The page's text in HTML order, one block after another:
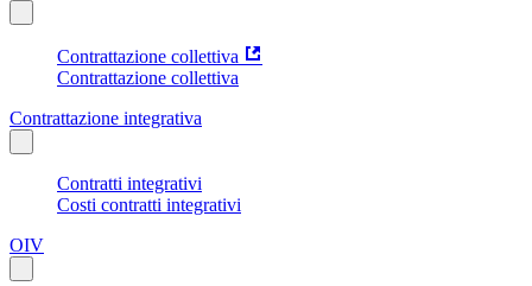
Contrattazione collettiva
Contrattazione collettiva
Contrattazione integrativa
Contratti integrativi
Costi contratti integrativi
OIV